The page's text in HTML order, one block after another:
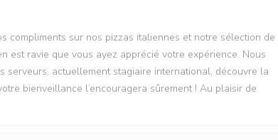
compliments sur nos pizzas italiennes et notre sélection de
est ravie que vous ayez apprécié votre expérience. Nous
serveurs, actuellement stagiaire international, découvre la
bienveillance l’encouragera sûrement ! Au plaisir de